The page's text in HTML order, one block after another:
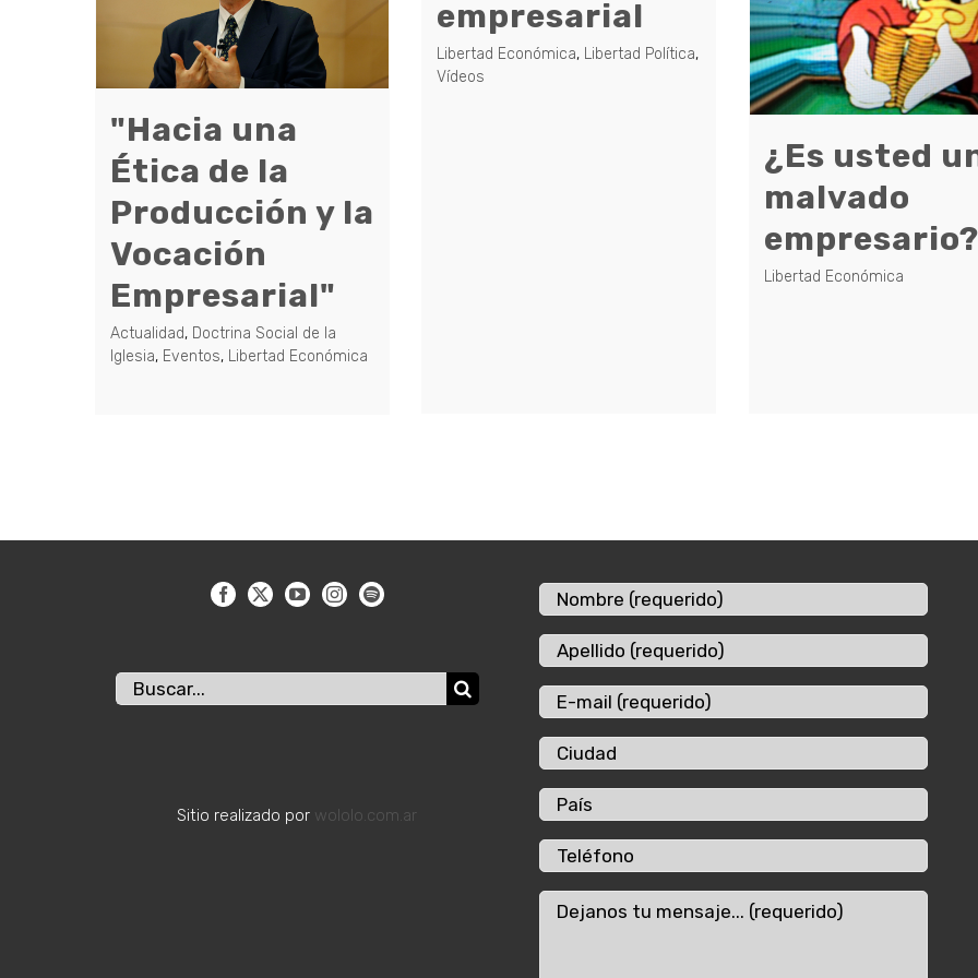
"Hacia una
Ética de la
Producción y la
Vocación
Empresarial"
Actualidad, Doctrina Social de la
Iglesia, Eventos, Libertad Económica
empresarial
Libertad Económica, Libertad Política,
Vídeos
¿Es usted
malvado
empresario?
Libertad Económica
Buscar:
Sitio realizado por wololo.com.ar